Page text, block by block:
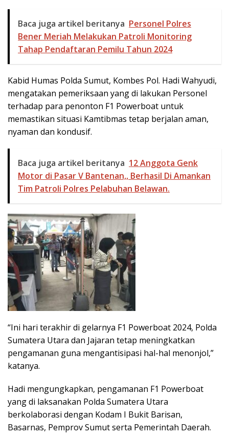
Baca juga artikel beritanya Personel Polres
Bener Meriah Melakukan Patroli Monitoring
Tahap Pendaftaran Pemilu Tahun 2024
Kabid Humas Polda Sumut, Kombes Pol. Hadi Wahyudi,
mengatakan pemeriksaan yang di lakukan Personel
terhadap para penonton F1 Powerboat untuk
memastikan situasi Kamtibmas tetap berjalan aman,
nyaman dan kondusif.
Baca juga artikel beritanya 12 Anggota Genk
Motor di Pasar V Bantenan,, Berhasil Di Amankan
Tim Patroli Polres Pelabuhan Belawan.
“Ini hari terakhir di gelarnya F1 Powerboat 2024, Polda
Sumatera Utara dan Jajaran tetap meningkatkan
pengamanan guna mengantisipasi hal-hal menonjol,”
katanya.
Hadi mengungkapkan, pengamanan F1 Powerboat
yang di laksanakan Polda Sumatera Utara
berkolaborasi dengan Kodam I Bukit Barisan,
Basarnas, Pemprov Sumut serta Pemerintah Daerah.